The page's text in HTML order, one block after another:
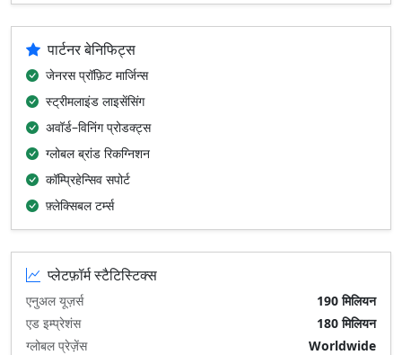
पार्टनर बेनिफिट्स
जेनरस प्रॉफ़िट मार्जिन्स
स्ट्रीमलाइंड लाइसेंसिंग
अवॉर्ड–विनिंग प्रोडक्ट्स
ग्लोबल ब्रांड रिकग्निशन
कॉम्प्रिहेन्सिव सपोर्ट
फ़्लेक्सिबल टर्म्स
प्लेटफ़ॉर्म स्टैटिस्टिक्स
एनुअल यूज़र्स
190 मिलियन
एड इम्प्रेशंस
180 मिलियन
ग्लोबल प्रेज़ेंस
Worldwide